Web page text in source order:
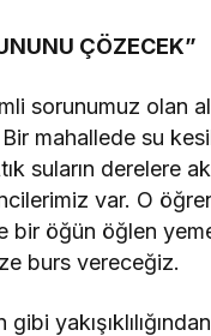
ÇÖZECEK”
sorunumuz olan
Bir mahallede su
suların derelere
var. O
bir öğün öğlen
burs vereceğiz.